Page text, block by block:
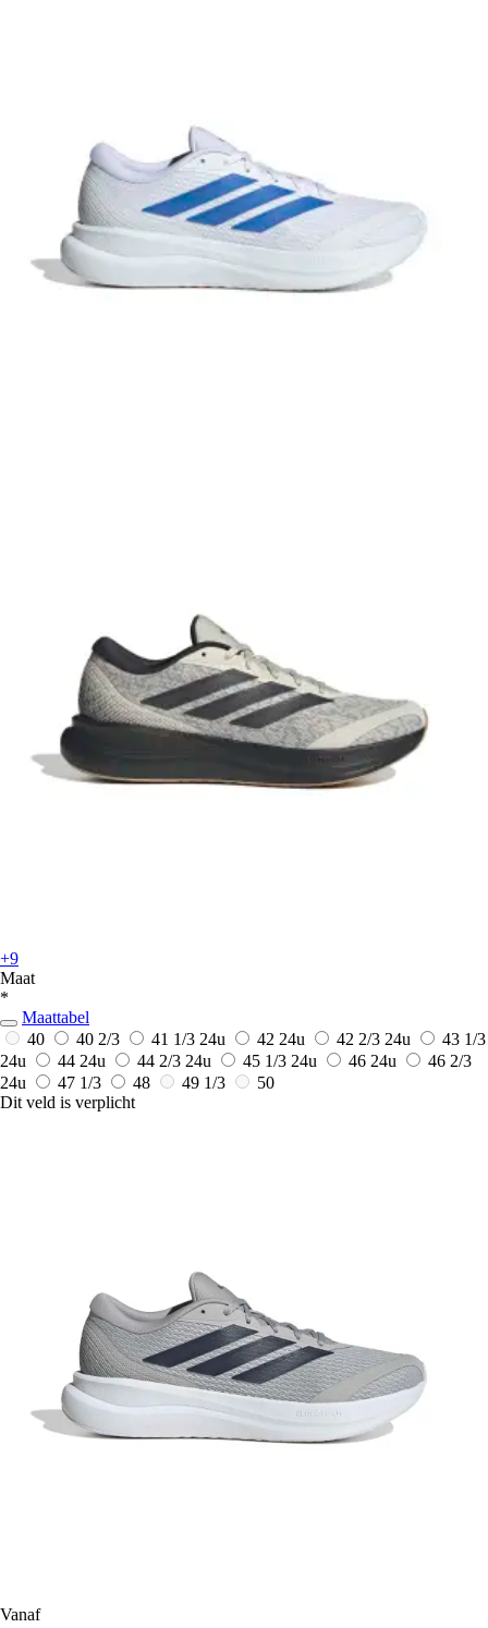
+9
Maat
*
Maattabel
40
40 2/3 41 1/3 24u 42 24u 42 2/3 24u
43 1/3
24u
44 24u 44 2/3 24u 45 1/3 24u 46 24u
46 2/3
24u
47 1/3 48 49 1/3
50
Dit veld is verplicht
Vanaf